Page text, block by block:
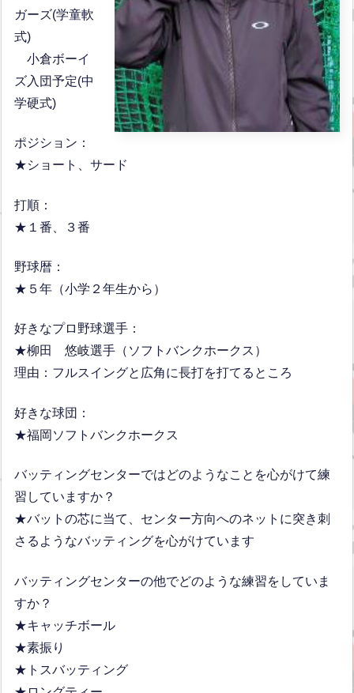
ガーズ(学童軟
式)
小倉ボーイ
ズ入団予定(中
学硬式)
ポジション：
★ショート、サード
打順：
★１番、３番
野球暦：
★５年（小学２年生から）
好きなプロ野球選手：
★柳田 悠岐選手（ソフトバンクホークス）
理由：フルスイングと広角に長打を打てるところ
好きな球団：
★福岡ソフトバンクホークス
バッティングセンターではどのようなことを心がけて練
習していますか？
★バットの芯に当て、センター方向へのネットに突き刺
さるようなバッティングを心がけています
バッティングセンターの他でどのような練習をしていま
すか？
★キャッチボール
★素振り
★トスバッティング